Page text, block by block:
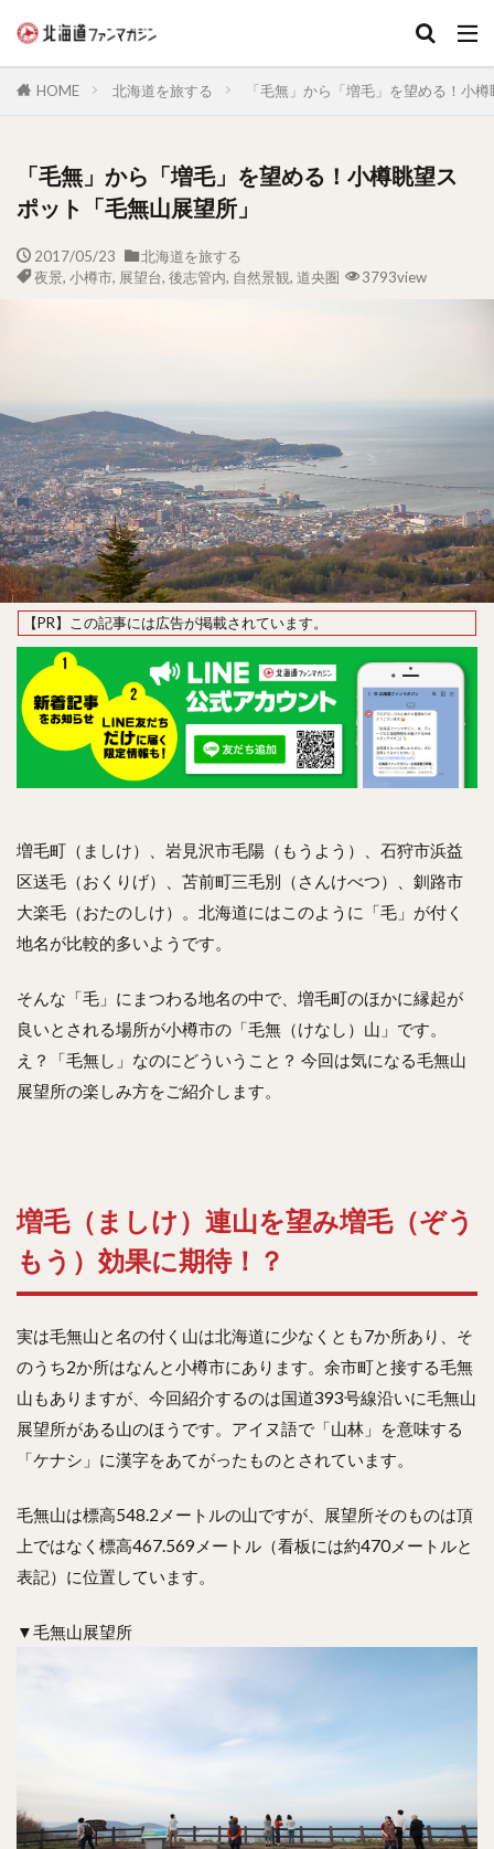
HOME 北海道を旅する 「毛無」から「増毛」を望める！小
「毛無」から「増毛」を望める！小樽眺望ス
ポット「毛無山展望所」
2017/05/23
北海道を旅する
夜景, 小樽市, 展望台, 後志管内, 自然景観, 道央圏 3793view
増毛町（ましけ）、岩見沢市毛陽（もうよう）、石狩市浜益
区送毛（おくりげ）、苫前町三毛別（さんけべつ）、釧路市
大楽毛（おたのしけ）。北海道にはこのように「毛」が付く
地名が比較的多いようです。
そんな「毛」にまつわる地名の中で、増毛町のほかに縁起が
良いとされる場所が小樽市の「毛無（けなし）山」です。
え？「毛無し」なのにどういうこと？ 今回は気になる毛無山
展望所の楽しみ方をご紹介します。
増毛（ましけ）連山を望み増毛（ぞう
もう）効果に期待！？
実は毛無山と名の付く山は北海道に少なくとも7か所あり、そ
のうち2か所はなんと小樽市にあります。余市町と接する毛無
山もありますが、今回紹介するのは国道393号線沿いに毛無山
展望所がある山のほうです。アイヌ語で「山林」を意味する
「ケナシ」に漢字をあてがったものとされています。
毛無山は標高548.2メートルの山ですが、展望所そのものは頂
上ではなく標高467.569メートル（看板には約470メートルと
表記）に位置しています。
▼毛無山展望所